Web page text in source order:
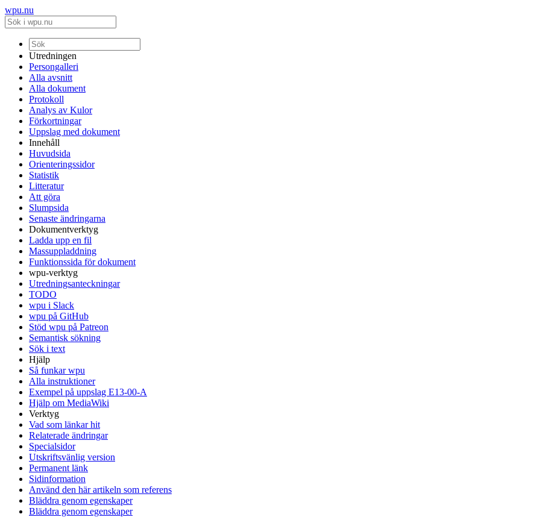
wpu.nu
Utredningen
Persongalleri
Alla avsnitt
Alla dokument
Protokoll
Analys av Kulor
Förkortningar
Uppslag med dokument
Innehåll
Huvudsida
Orienteringssidor
Statistik
Litteratur
Att göra
Slumpsida
Senaste ändringarna
Dokumentverktyg
Ladda upp en fil
Massuppladdning
Funktionssida för dokument
wpu-verktyg
Utredningsanteckningar
TODO
wpu i Slack
wpu på GitHub
Stöd wpu på Patreon
Semantisk sökning
Sök i text
Hjälp
Så funkar wpu
Alla instruktioner
Exempel på uppslag E13-00-A
Hjälp om MediaWiki
Verktyg
Vad som länkar hit
Relaterade ändringar
Specialsidor
Utskriftsvänlig version
Permanent länk
Sidinformation
Använd den här artikeln som referens
Bläddra genom egenskaper
Bläddra genom egenskaper